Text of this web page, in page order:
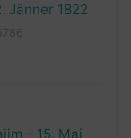
Jänner 1822
– 15. Mai